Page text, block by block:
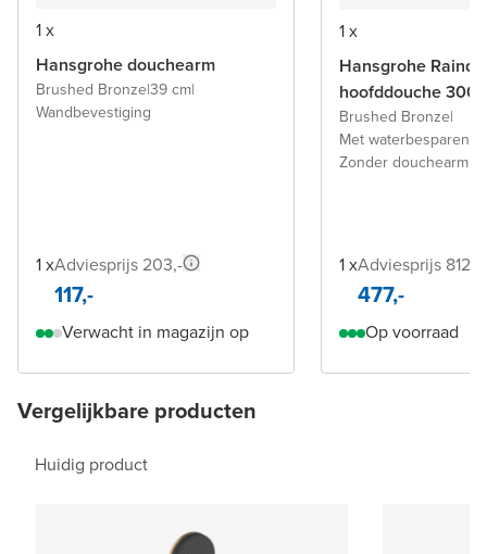
1 x
Hansgrohe douchearm
Brushed Bronze|39 cm|
Wandbevestiging
1 xAdviesprijs 203,-
117,-
Verwacht in magazijn op
1 x
Hansgrohe
hoofddouche 300
Brushed Bronze|
Met
Zonder douchearm
1 xAdviesprijs 812,-
477,-
Op voorraad
Vergelijkbare producten
Huidig product